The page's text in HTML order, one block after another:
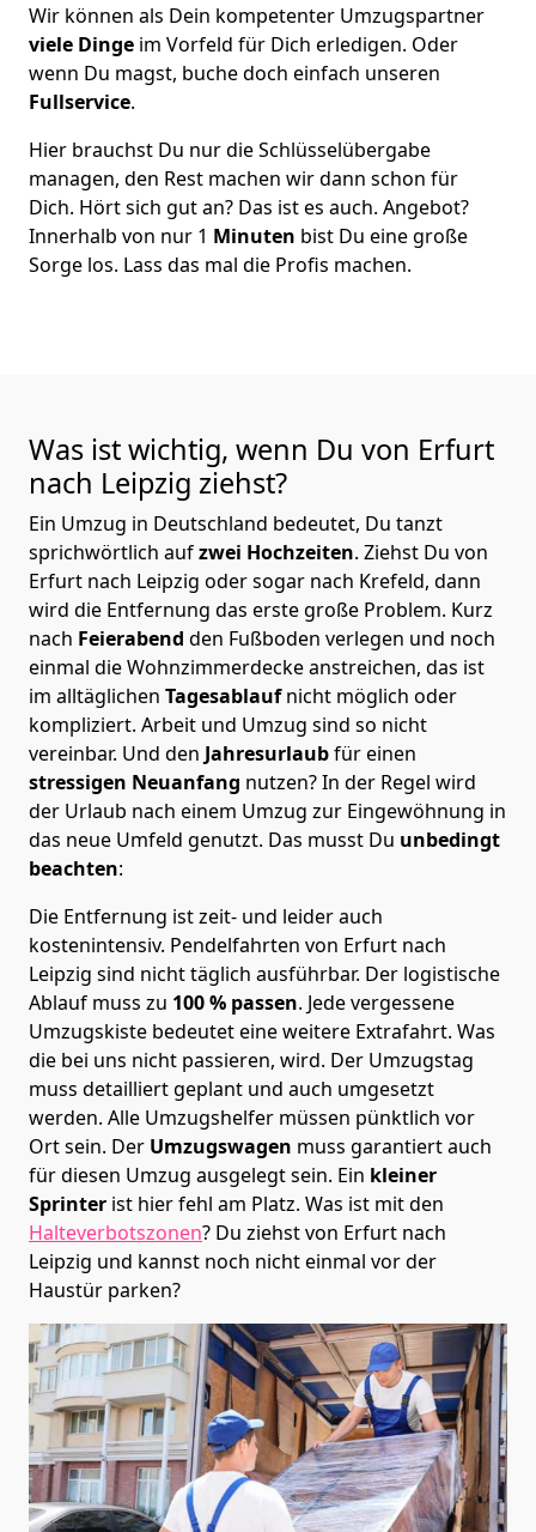
Wir können als Dein kompetenter Umzugspartner
viele Dinge im Vorfeld für Dich erledigen. Oder
wenn Du magst, buche doch einfach unseren
Fullservice.
Hier brauchst Du nur die Schlüsselübergabe
managen, den Rest machen wir dann schon für
Dich. Hört sich gut an? Das ist es auch. Angebot?
Innerhalb von nur 1 Minuten bist Du eine große
Sorge los. Lass das mal die Profis machen.
Was ist wichtig, wenn Du von Erfurt
nach Leipzig ziehst?
Ein Umzug in Deutschland bedeutet, Du tanzt
sprichwörtlich aufzwei Hochzeiten. Ziehst Du von
Erfurt nach Leipzig oder sogar nach Krefeld, dann
wird die Entfernung das erste große Problem. Kurz
nach Feierabend den Fußboden verlegen und noch
einmal die Wohnzimmerdecke anstreichen, das ist
im alltäglichen Tagesablaufnicht möglich oder
kompliziert. Arbeit und Umzug sind so nicht
vereinbar. Und den Jahresurlaubfür einen
stressigen Neuanfang nutzen? In der Regel wird
der Urlaub nach einem Umzug zur Eingewöhnung in
das neue Umfeld genutzt. Das musst Du unbedingt
beachten:
Die Entfernung ist zeit- und leider auch
kostenintensiv. Pendelfahrten von Erfurt nach
Leipzig sind nicht täglich ausführbar. Der logistische
Ablauf muss zu 100 % passen. Jede vergessene
Umzugskiste bedeutet eine weitere Extrafahrt. Was
die bei uns nicht passieren, wird. Der Umzugstag
muss detailliert geplant und auch umgesetzt
werden. Alle Umzugshelfer müssen pünktlich vor
Ort sein. Der Umzugswagen muss garantiert auch
für diesen Umzug ausgelegt sein. Ein kleiner
Sprinter ist hier fehl am Platz. Was ist mit den
Halteverbotszonen? Du ziehst von Erfurt nach
Leipzig und kannst noch nicht einmal vor der
Haustür parken?